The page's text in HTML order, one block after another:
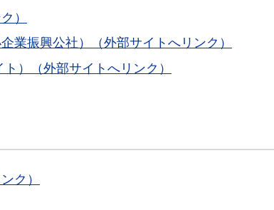
）
業振興公社）（外部サイトへリンク）
）（外部サイトへリンク）
ク）